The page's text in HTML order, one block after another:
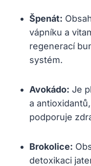
Špenát:
vápníku a
regenerací
systém.
Avokádo: Je
a
podporuje
Brokolice:
detoxikaci